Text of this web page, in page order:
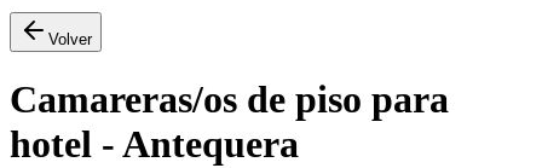
Volver
Camareras/os de piso para
hotel - Antequera